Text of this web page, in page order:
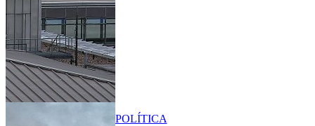
POLÍTICA